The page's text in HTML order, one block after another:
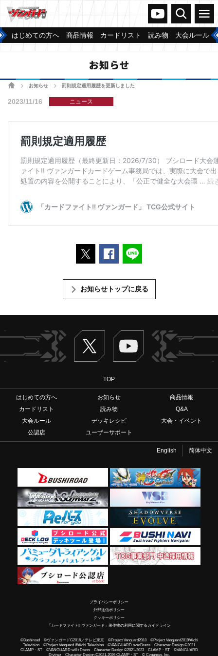
ヴァンガードch
検索 メニュー
はじめての方へ 商品情報 カードリスト 読み物 大会ルール
お知らせ
ホームお知らせ 罰則規定適用履歴を更新しました
2023/11/16 ニュース
ポストするFacebookでシェアする
お知らせトップに戻る
Twitter ヴァンガードch
TOP
はじめての方へ お知らせ
商品情報
カードリスト
読み物
Q&A
大会ルール
デッキレシピ
大会・イベント
公認店
ユーザーサポート
English 简体中文
プライバシーポリシー
外部送信ポリシー
クッキーポリシー
「カードファイト!! ヴァンガード」著作物の利用に関するガイドライン
©Bushiroad ©ヴァンガードG2016／テレビ東京 ©Project Vanguard2018 ©Project Vanguard2019/Aichi
Television ©Project Vanguard if/Aichi Television ©VANGUARD overDress Character Design ©2021
CLAMP・ST ©VANGUARD will+Dress Character Design ©2021-2023 CLAMP・ST ©VANGUARD
Divinez Character Design ©2021-2026 CLAMP・ST © Cygames, Inc.